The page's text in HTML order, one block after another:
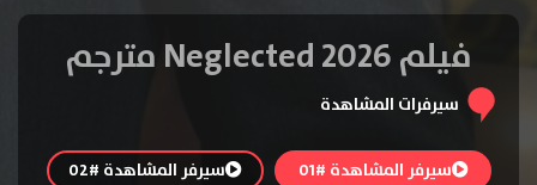
فيلم Neglected 2026 مترجم
سيرفرات المشاهدة
سيرفر المشاهدة #01 سيرفر المشاهدة #02